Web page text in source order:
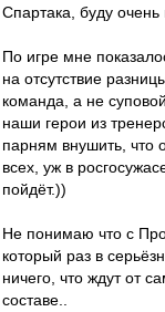
Спартака, буду очень
По игре мне
на отсутствие
команда, а не
наши герои из
парням внушить, что
всех, уж в
пойдёт.))
Не понимаю что с
который раз в
ничего, что ждут от
составе..